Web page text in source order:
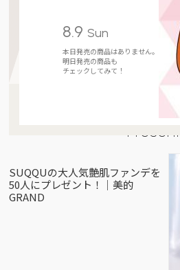
8.9 Sun
本日発売の商品はありません。
明日発売の商品も
チェックしてみて！
Present
SUQQUの大人気艶肌ファンデを
50人にプレゼント！｜美的
GRAND